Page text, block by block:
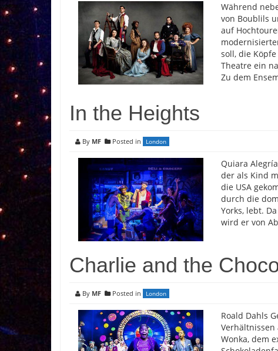
Während
von Boublils
auf
soll, die
Theatre ein
Zu dem
In the Heights
By MF Posted in London
Quiara
der als Kind
die USA
durch die
Yorks, lebt.
wird er von
Charlie and the
By MF Posted in London
Roald Dahls
Verhältnissen
Wonka, dem